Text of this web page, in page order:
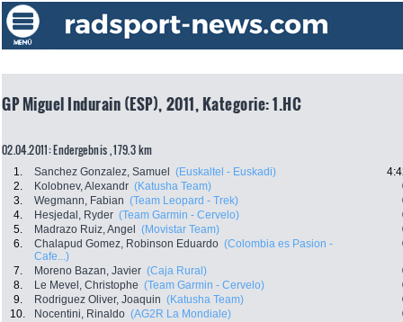
GP Miguel Indurain (ESP), 2011, Kategorie: 1.HC
02.04.2011: Endergebnis , 179.3 km
1. Sanchez Gonzalez, Samuel (Euskaltel - Euskadi)
2.
Kolobnev, Alexandr (Katusha Team)
3.
Wegmann, Fabian (Team Leopard - Trek)
4.
Hesjedal, Ryder (Team Garmin - Cervelo)
5.
Madrazo Ruiz, Angel (Movistar Team)
6.
Chalapud Gomez, Robinson Eduardo (Colombia es Pasion -
Cafe...)
7. Moreno Bazan, Javier (Caja Rural)
8.
Le Mevel, Christophe (Team Garmin - Cervelo)
9.
Rodriguez Oliver, Joaquin (Katusha Team)
10.
Nocentini, Rinaldo (AG2R La Mondiale)